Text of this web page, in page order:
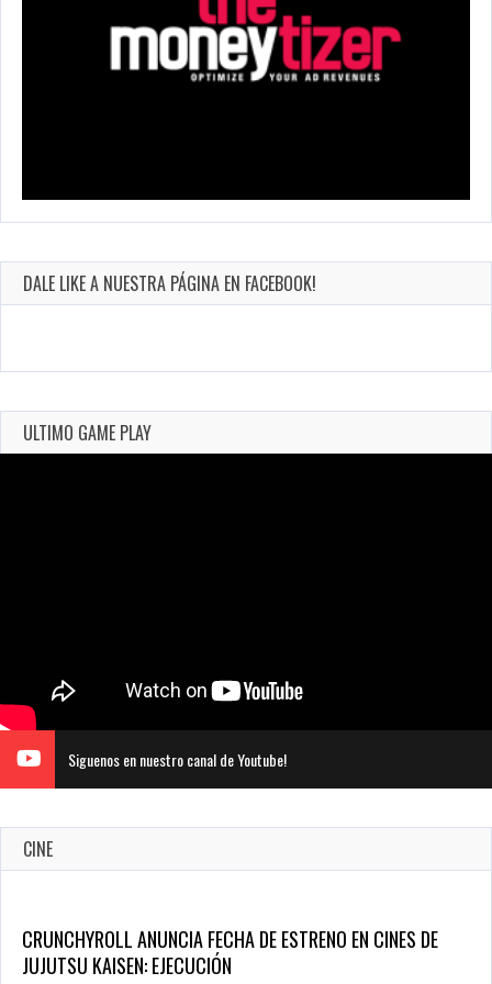
DALE LIKE A NUESTRA PÁGINA EN FACEBOOK!
ULTIMO GAME PLAY
Siguenos en nuestro canal de Youtube!
CINE
5 Películas de Terror Basadas en la Vida Real que te Helarán
la Sangre